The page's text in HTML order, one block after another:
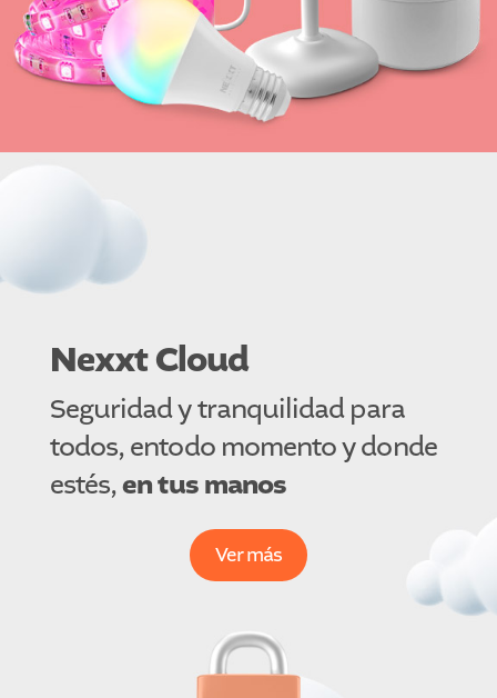
Nexxt Cloud
Seguridad y tranquilidad para
todos, entodo momento y donde
estés,en tus manos
Ver más